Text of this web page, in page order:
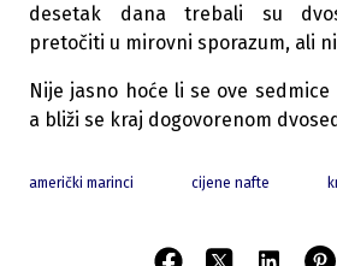
desetak dana trebali su
pretočiti u mirovni sporazum, ali
Nije jasno hoće li se ove
a bliži se kraj dogovorenom
američki marinci cijene nafte